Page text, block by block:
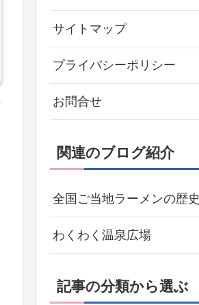
サイトマップ
プライバシーポリシー
お問合せ
関連のブログ紹介
全国ご当地ラーメンの歴史
わくわく温泉広場
記事の分類から選ぶ